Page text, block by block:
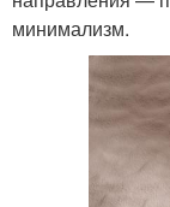
минимализм.